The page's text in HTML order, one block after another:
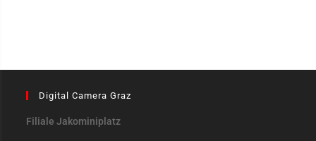
Digital Camera Graz
Filiale Jakominiplatz